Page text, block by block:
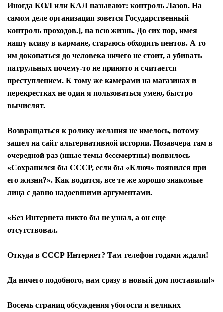
Иногда КОЛ или КАЛ называют: контроль Лазов. На
самом деле организация зовется Государственный
контроль проходов.], на всю жизнь. До сих пор, имея
нашу ксиву в кармане, стараюсь обходить пентов. А то
им докопаться до человека ничего не стоит, а убивать
патрульных почему-то не принято и считается
преступлением. К тому же камерами на магазинах и
перекрестках не один я пользоваться умею, быстро
вычислят.
Возвращаться к ролику желания не имелось, потому
зашел на сайт альтернативной истории. Позавчера там в
очередной раз (иные темы бессмертны) появилось
«Сохранился бы СССР, если бы «Ключ» появился при
его жизни?». Как водится, все те же хорошо знакомые
лица с давно надоевшими аргументами.
«Без Интернета никто бы не узнал, а он еще
отсутствовал.
Откуда в СССР Интернет? Там телефон годами ждали!
Да ничего подобного, нам сразу в новый дом поставили!»
Восемь страниц обсуждения убогости и великих